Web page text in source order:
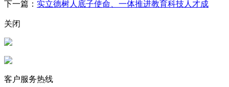
下一篇： 实立德树人底子使命、一体推进教育科技人才成
关闭
客户服务热线